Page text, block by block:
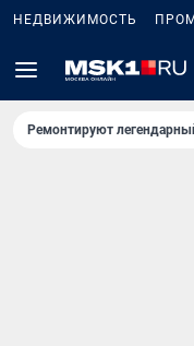
НЕДВИЖИМОСТЬ
Ремонтируют